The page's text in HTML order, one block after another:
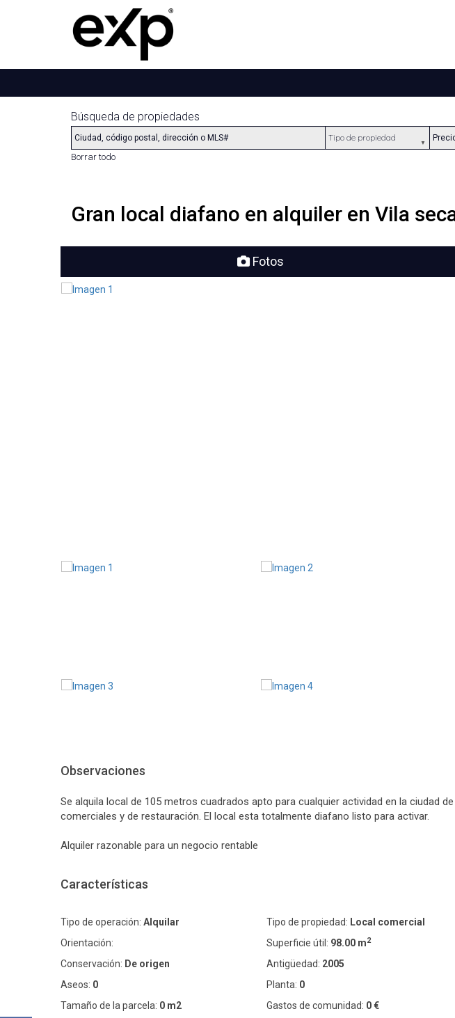
Búsqueda de propiedades
Borrar todo
Gran local diafano en alquiler en Vila
Fotos
Observaciones
Se alquila local de 105 metros cuadrados apto para cualquier actividad en la ciudad
comerciales y de restauración. El local esta totalmente diafano listo para activar.
Alquiler razonable para un negocio rentable
Características
Tipo de operación: Alquilar Tipo de propiedad: Local comercial
Orientación:
Superficie útil: 98.00 m2
Conservación: De origen Antigüedad: 2005
Aseos: 0 Planta: 0
Tamaño de la parcela: 0 m2 Gastos de comunidad: 0 €